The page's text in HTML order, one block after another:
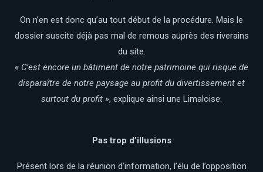
On n’en est donc qu’au tout début de la procédure. Mais le
dossier suscite déjà pas mal de remous auprès des riverains
du site.
« C’est encore un bâtiment de notre patrimoine qui risque de
disparaître de notre paysage au profit du divertissement et
surtout du profit », explique ainsi une Limaloise.
Pas trop d’illusions
Présent lors de la réunion d’information, l’élu de l’opposition